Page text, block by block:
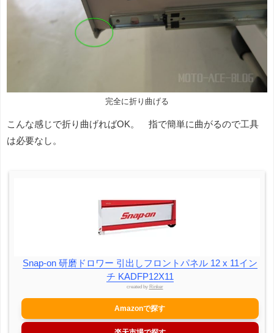
完全に折り曲げる
こんな感じで折り曲げればOK。 指で簡単に曲がるので工具
は必要なし。
Snap-on 研磨ドロワー 引出しフロントパネル 12 x 11イン
チ KADFP12X11
created by Rinker
Amazonで探す